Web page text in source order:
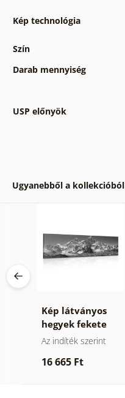
Kép technológia
Szín
Darab mennyiség
USP előnyök
Ugyanebből a kollekcióból
Kép látványos
hegyek fekete
fehérben
Az indíték szerint
16 665 Ft